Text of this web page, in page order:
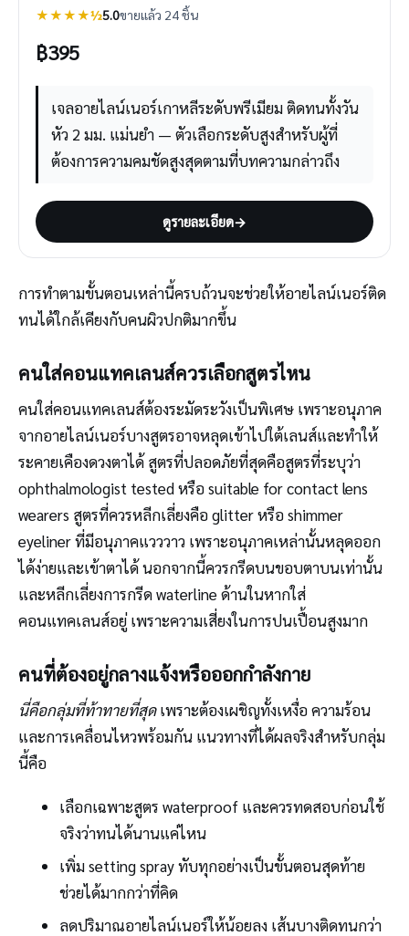
★★★★½5.0ขายแล้ว 24 ชิ้น
฿395
เจลอายไลน์เนอร์เกาหลีระดับพรีเมียม ติดทนทั้งวัน
หัว 2 มม. แม่นยำ — ตัวเลือกระดับสูงสำหรับผู้ที่
ต้องการความคมชัดสูงสุดตามที่บทความกล่าวถึง
ดูรายละเอียด→
การทำตามขั้นตอนเหล่านี้ครบถ้วนจะช่วยให้อายไลน์เนอร์ติด
ทนได้ใกล้เคียงกับคนผิวปกติมากขึ้น
คนใส่คอนแทคเลนส์ควรเลือกสูตรไหน
คนใส่คอนแทคเลนส์ต้องระมัดระวังเป็นพิเศษ เพราะอนุภาค
จากอายไลน์เนอร์บางสูตรอาจหลุดเข้าไปใต้เลนส์และทำให้
ระคายเคืองดวงตาได้ สูตรที่ปลอดภัยที่สุดคือสูตรที่ระบุว่า
ophthalmologist tested หรือ suitable for contact lens
wearers สูตรที่ควรหลีกเลี่ยงคือ glitter หรือ shimmer
eyeliner ที่มีอนุภาคแวววาว เพราะอนุภาคเหล่านั้นหลุดออก
ได้ง่ายและเข้าตาได้ นอกจากนี้ควรกรีดบนขอบตาบนเท่านั้น
และหลีกเลี่ยงการกรีด waterline ด้านในหากใส่
คอนแทคเลนส์อยู่ เพราะความเสี่ยงในการปนเปื้อนสูงมาก
คนที่ต้องอยู่กลางแจ้งหรือออกกำลังกาย
นี่คือกลุ่มที่ท้าทายที่สุดเพราะต้องเผชิญทั้งเหงื่อ ความร้อน
และการเคลื่อนไหวพร้อมกัน แนวทางที่ได้ผลจริงสำหรับกลุ่ม
นี้คือ
เลือกเฉพาะสูตร waterproof และควรทดสอบก่อนใช้
จริงว่าทนได้นานแค่ไหน
เพิ่ม setting spray ทับทุกอย่างเป็นขั้นตอนสุดท้าย
ช่วยได้มากกว่าที่คิด
ลดปริมาณอายไลน์เนอร์ให้น้อยลง เส้นบางติดทนกว่า